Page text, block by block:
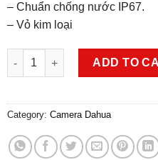
– Chuẩn chống nước IP67.
– Vỏ kim loại
Camera HDCVI 2MP DAHUA
ADD TO
Category: Camera Dahua